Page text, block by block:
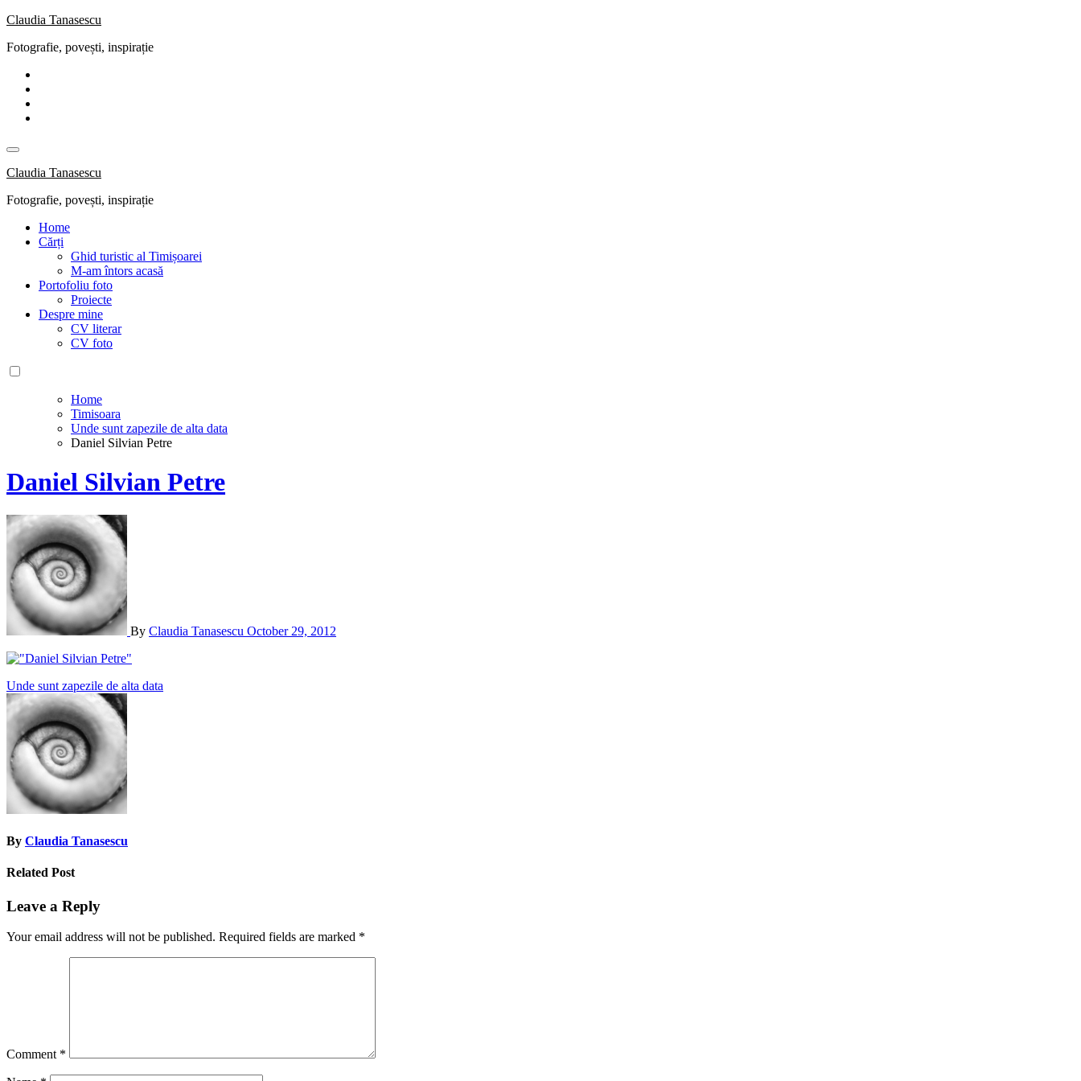
Skip
content
Claudia Tanasescu
Fotografie, povești, inspirație
Claudia Tanasescu
Fotografie, povești, inspirație
Home
Cărți
Ghid turistic al Timișoarei
M-am întors acasă
Portofoliu foto
Proiecte
Despre mine
CV literar
CV foto
Home
Timisoara
Unde sunt zapezile de alta data
Daniel Silvian Petre
Daniel Silvian Petre
By Claudia Tanasescu October 29, 2012
Post
navigation
Unde sunt zapezile de alta data
By Claudia Tanasescu
Related Post
Leave a Reply
Your email address will not be published. Required fields are marked *
Comment *